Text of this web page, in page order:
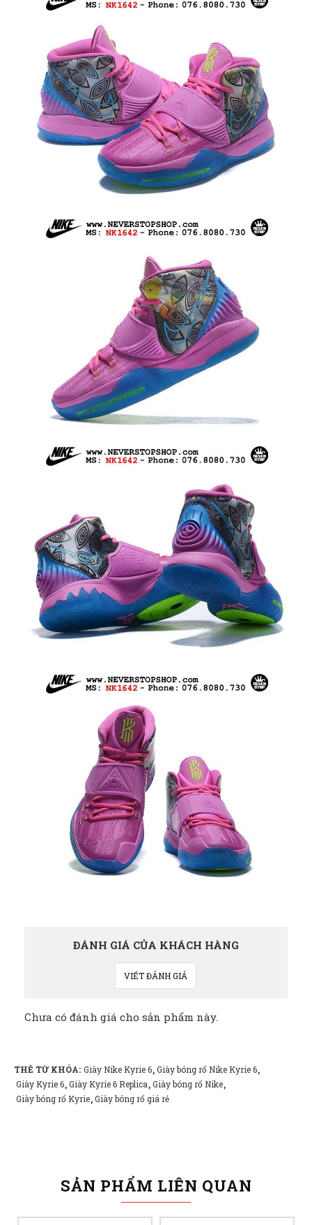
ĐÁNH GIÁ CỦA KHÁCH HÀNG
VIẾT ĐÁNH GIÁ
Chưa có đánh giá cho sản phẩm này.
THẺ TỪ KHÓA: Giày Nike Kyrie 6,Giày bóng rổ Nike Kyrie 6,
Giày Kyrie 6,Giày Kyrie 6 Replica,Giày bóng rổ Nike,
Giày bóng rổ Kyrie,Giày bóng rổ giá rẻ
SẢN PHẨM LIÊN QUAN